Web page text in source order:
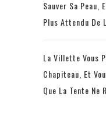
Sauver Sa Peau,
Plus Attendu De
La Villette Vous
Chapiteau, Et
Que La Tente Ne